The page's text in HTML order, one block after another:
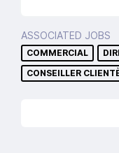
ASSOCIATED JOBS
COMMERCIAL
CONSEILLER